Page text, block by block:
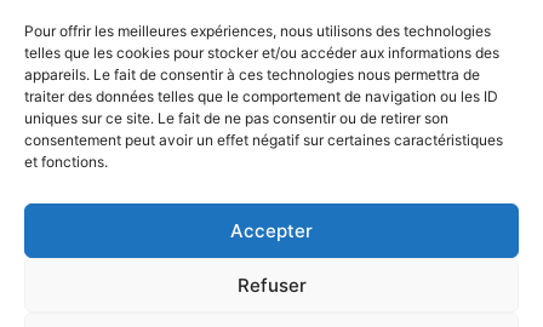
Pour offrir les meilleures expériences, nous utilisons des technologies
telles que les cookies pour stocker et/ou accéder aux informations des
appareils. Le fait de consentir à ces technologies nous permettra de
traiter des données telles que le comportement de navigation ou les ID
uniques sur ce site. Le fait de ne pas consentir ou de retirer son
consentement peut avoir un effet négatif sur certaines caractéristiques
et fonctions.
Accepter
Refuser
infinideco
Contact
Mentions légales
Conditions générales d'utilisation
Conditions générales de vente